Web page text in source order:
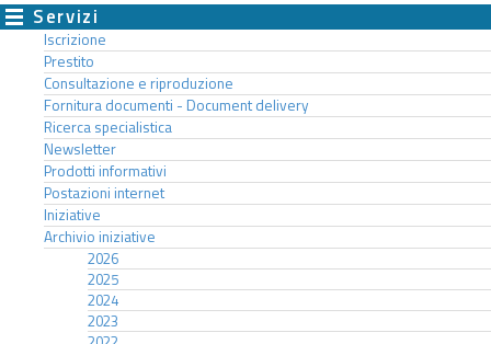
Servizi
Iscrizione
Prestito
Consultazione e riproduzione
Fornitura documenti - Document delivery
Ricerca specialistica
Newsletter
Prodotti informativi
Postazioni internet
Iniziative
Archivio iniziative
2026
2025
2024
2023